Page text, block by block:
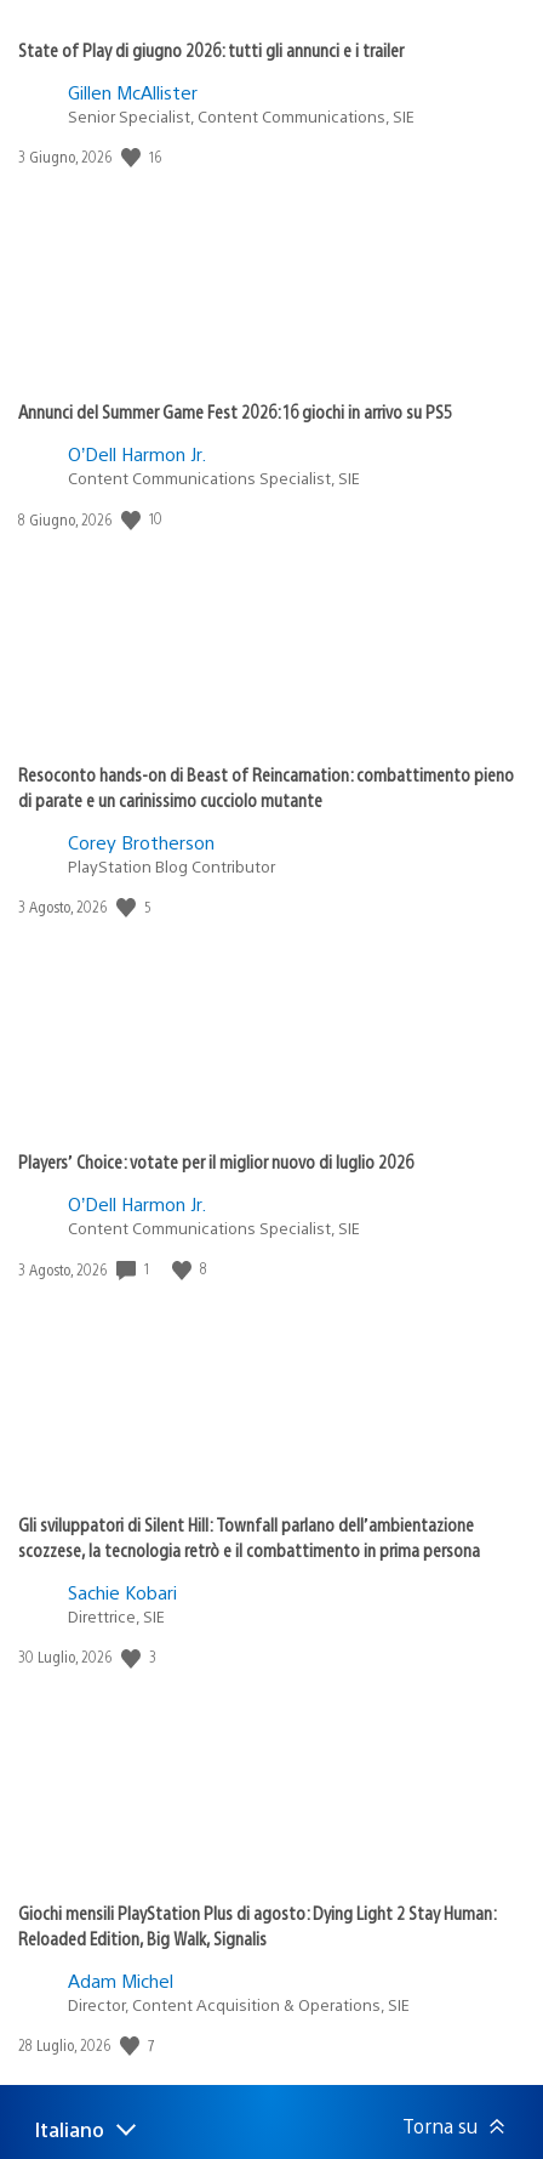
State of Play di giugno 2026: tutti gli annunci e i trailer
Gillen McAllister
Senior Specialist, Content Communications, SIE
Data
3 Giugno, 2026 16
Annunci del Summer Game Fest 2026: 16 giochi in arrivo su PS5
O’Dell Harmon Jr.
Content Communications Specialist, SIE
Data
8 Giugno, 2026 10
Resoconto hands-on di Beast of Reincarnation: combattimento pieno
di parate e un carinissimo cucciolo mutante
Corey Brotherson
PlayStation Blog Contributor
Data
3 Agosto, 2026 5
Players’ Choice: votate per il miglior nuovo di luglio 2026
O’Dell Harmon Jr.
Content Communications Specialist, SIE
Data
3 Agosto, 2026 1 8
Gli sviluppatori di Silent Hill: Townfall parlano dell’ambientazione
scozzese, la tecnologia retrò e il combattimento in prima persona
Sachie Kobari
Direttrice, SIE
Data
30 Luglio, 2026 3
Giochi mensili PlayStation Plus di agosto: Dying Light 2 Stay Human:
Reloaded Edition, Big Walk, Signalis
Adam Michel
Director, Content Acquisition & Operations, SIE
Data
pubblicazione:
28 Luglio, 2026 7
Seleziona
Regione
Italiano Torna su